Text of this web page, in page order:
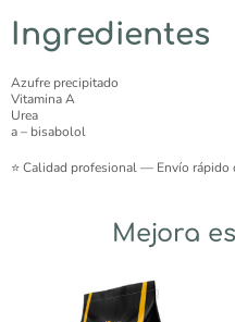
Ingredientes
Azufre precipitado
Vitamina A
Urea
a – bisabolol
⭐ Calidad profesional — Envío rápido
Mejora